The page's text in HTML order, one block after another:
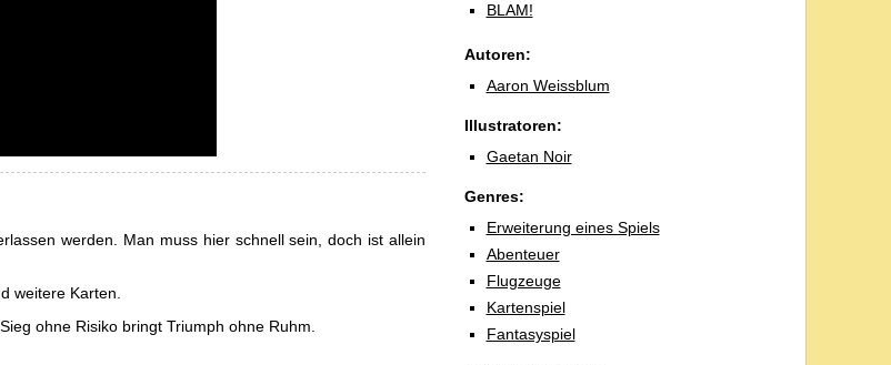
BLAM!
Autoren:
Aaron Weissblum
Illustratoren:
Gaetan Noir
Genres:
Erweiterung eines Spiels
Abenteuer
Flugzeuge
Kartenspiel
Fantasyspiel
werden. Man muss hier schnell sein, doch ist allein
weitere Karten.
ohne Risiko bringt Triumph ohne Ruhm.